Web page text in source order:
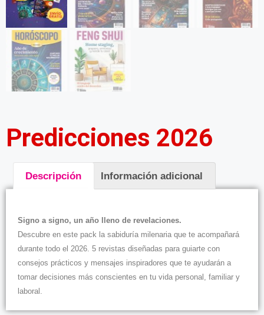
Predicciones 2026
Descripción Información adicional
Signo a signo, un año lleno de revelaciones.
Descubre en este pack la sabiduría milenaria que te acompañará
durante todo el 2026. 5 revistas diseñadas para guiarte con
consejos prácticos y mensajes inspiradores que te ayudarán a
tomar decisiones más conscientes en tu vida personal, familiar y
laboral.